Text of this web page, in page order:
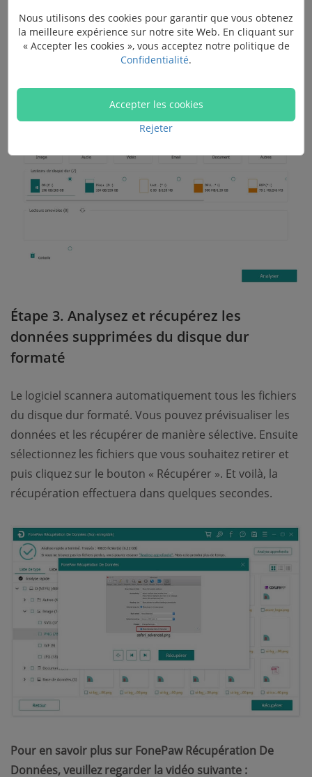
s’affichera vous permet de choisir les types de fichiers
et l’emplacement des fichiers à récupérer. Vous pouvez
choisir les disques connectés ou des partitions
Étape 3. Analysez et récupérez les
données supprimées du disque dur
formaté
Le logiciel scannera automatiquement tous les fichiers
du disque dur formaté. Vous pouvez prévisualiser les
données et les récupérer de manière sélective. Ensuite
sélectionnez les fichiers que vous souhaitez retirer et
puis cliquez sur le bouton « Récupérer ». Et voilà, la
récupération effectuera dans quelques secondes.
Pour en savoir plus sur FonePaw Récupération De
Données, veuillez regarder la vidéo suivante :
Nous utilisons des cookies pour garantir que vous obtenez
la meilleure expérience sur notre site Web. En cliquant sur
« Accepter les cookies », vous acceptez notre politique de
Confidentialité.
Accepter les cookies
Rejeter